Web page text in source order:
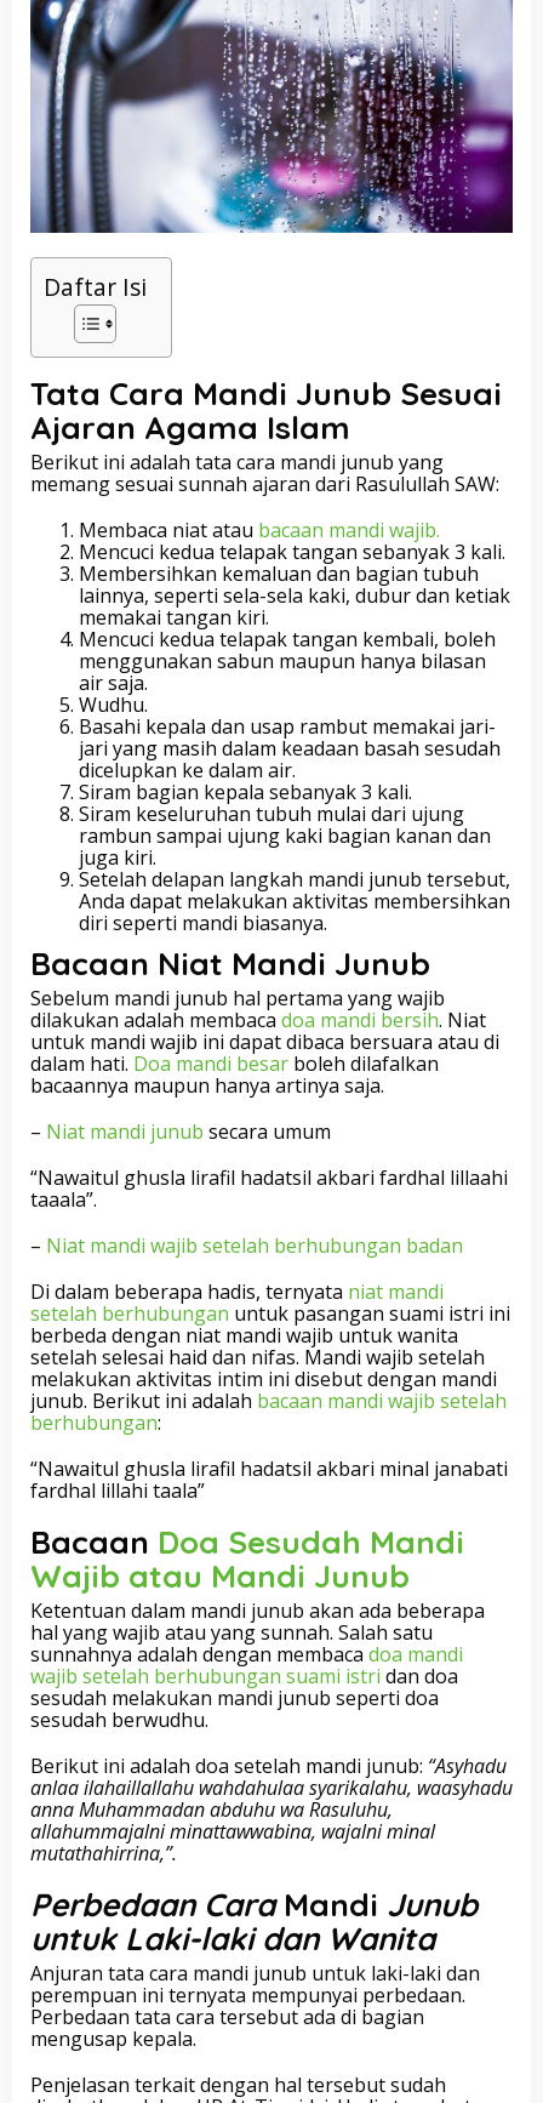
Daftar Isi
Tata Cara Mandi Junub Sesuai
Ajaran Agama Islam
Berikut ini adalah tata cara mandi junub yang
memang sesuai sunnah ajaran dari Rasulullah SAW:
Membaca niat atau bacaan mandi wajib.
Mencuci kedua telapak tangan sebanyak 3 kali.
Membersihkan kemaluan dan bagian tubuh
lainnya, seperti sela-sela kaki, dubur dan ketiak
memakai tangan kiri.
Mencuci kedua telapak tangan kembali, boleh
menggunakan sabun maupun hanya bilasan
air saja.
Wudhu.
Basahi kepala dan usap rambut memakai jari-
jari yang masih dalam keadaan basah sesudah
dicelupkan ke dalam air.
Siram bagian kepala sebanyak 3 kali.
Siram keseluruhan tubuh mulai dari ujung
rambun sampai ujung kaki bagian kanan dan
juga kiri.
Setelah delapan langkah mandi junub tersebut,
Anda dapat melakukan aktivitas membersihkan
diri seperti mandi biasanya.
Bacaan Niat Mandi Junub
Sebelum mandi junub hal pertama yang wajib
dilakukan adalah membaca doa mandi bersih. Niat
untuk mandi wajib ini dapat dibaca bersuara atau di
dalam hati. Doa mandi besar boleh dilafalkan
bacaannya maupun hanya artinya saja.
– Niat mandi junub secara umum
“Nawaitul ghusla lirafil hadatsil akbari fardhal lillaahi
taaala”.
– Niat mandi wajib setelah berhubungan badan
Di dalam beberapa hadis, ternyata niat mandi
setelah berhubungan untuk pasangan suami istri ini
berbeda dengan niat mandi wajib untuk wanita
setelah selesai haid dan nifas. Mandi wajib setelah
melakukan aktivitas intim ini disebut dengan mandi
junub. Berikut ini adalah bacaan mandi wajib setelah
berhubungan:
“Nawaitul ghusla lirafil hadatsil akbari minal janabati
fardhal lillahi taala”
Bacaan Doa Sesudah Mandi
Wajib atau Mandi Junub
Ketentuan dalam mandi junub akan ada beberapa
hal yang wajib atau yang sunnah. Salah satu
sunnahnya adalah dengan membaca doa mandi
wajib setelah berhubungan suami istri dan doa
sesudah melakukan mandi junub seperti doa
sesudah berwudhu.
Berikut ini adalah doa setelah mandi junub: “Asyhadu
anlaa ilahaillallahu wahdahulaa syarikalahu, waasyhadu
anna Muhammadan abduhu wa Rasuluhu,
allahummajalni minattawwabina, wajalni minal
mutathahirrina,”.
Perbedaan CaraMandi Junub
untuk Laki-laki dan Wanita
Anjuran tata cara mandi junub untuk laki-laki dan
perempuan ini ternyata mempunyai perbedaan.
Perbedaan tata cara tersebut ada di bagian
mengusap kepala.
Penjelasan terkait dengan hal tersebut sudah